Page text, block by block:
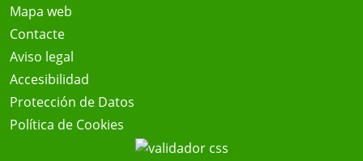
Mapa web
Contacte
Aviso legal
Accesibilidad
Protección de Datos
Política de Cookies